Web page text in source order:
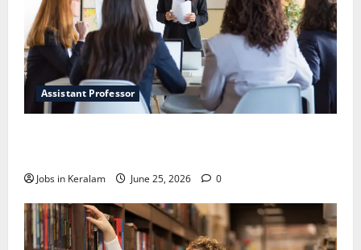
Assistant Professor
Jobs in Keralam June 25, 2026 0